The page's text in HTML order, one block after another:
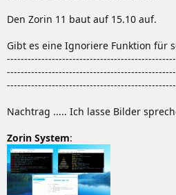
Den Zorin 11 baut auf 15.10 auf.
Gibt es eine Ignoriere Funktion für
Nachtrag ..... Ich lasse Bilder
Zorin System: